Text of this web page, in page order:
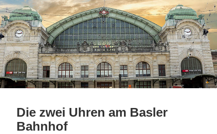
Die zwei Uhren am Basler
Bahnhof